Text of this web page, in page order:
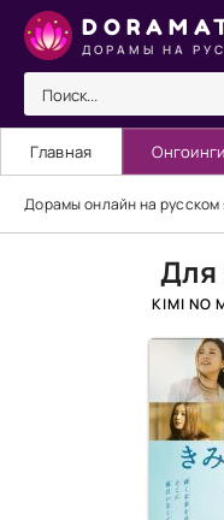
ДОРАМЫ НА
Главная Онгоинги
Дорамы онлайн на русском
Для
KIMI NO